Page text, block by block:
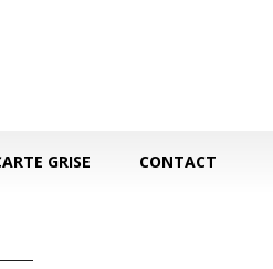
GRISE CONTACT